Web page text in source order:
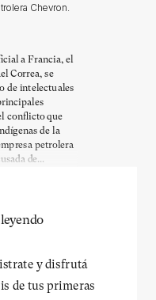
Chevron.
a Francia, el
Correa, se
de intelectuales
conflicto que
de la
petrolera
de...
y disfrutá
de tus primeras